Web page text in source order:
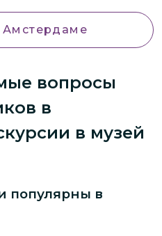
Амстердаме
вопросы
в
в музей
популярны в